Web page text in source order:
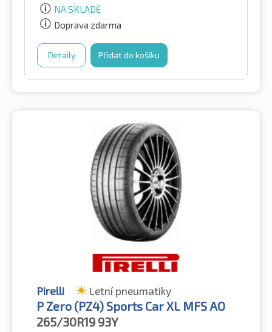
NA SKLADĚ
Doprava zdarma
Detaily Přidat do košíku
Pirelli Letní pneumatiky
P Zero (PZ4) Sports Car XL MFS AO
265/30R19 93Y